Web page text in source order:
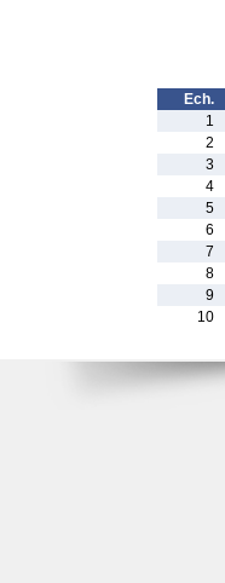
Ech.
1
2
3
4
5
6
7
8
9
10